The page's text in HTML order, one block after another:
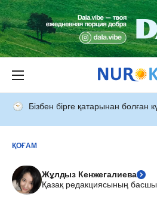
Бізбен бірге қатарынан болған
ҚОҒАМ
Жұлдыз Кенжегалиева
Қазақ редакциясының